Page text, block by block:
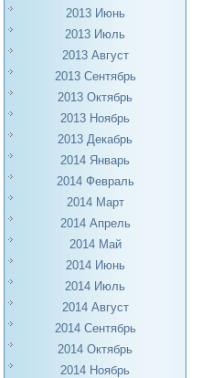
2013 Июнь
2013 Июль
2013 Август
2013 Сентябрь
2013 Октябрь
2013 Ноябрь
2013 Декабрь
2014 Январь
2014 Февраль
2014 Март
2014 Апрель
2014 Май
2014 Июнь
2014 Июль
2014 Август
2014 Сентябрь
2014 Октябрь
2014 Ноябрь